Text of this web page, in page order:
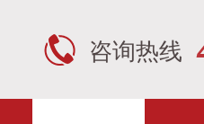
咨询热线